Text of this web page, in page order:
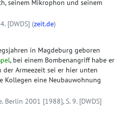
seinem Mikrophon und seinem
[DWDS] (zeit.de)
in Magdeburg geboren
, bei einem Bombenangriff habe er
Armeezeit sei er hier unten
Kollegen eine Neubauwohnung
Berlin 2001 [1988], S. 9. [DWDS]